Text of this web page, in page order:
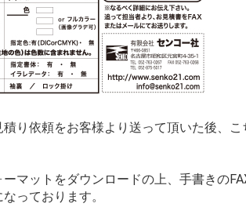
り依頼をお客様より送って頂いた後、
マットをダウンロードの上、手書きの
っております。